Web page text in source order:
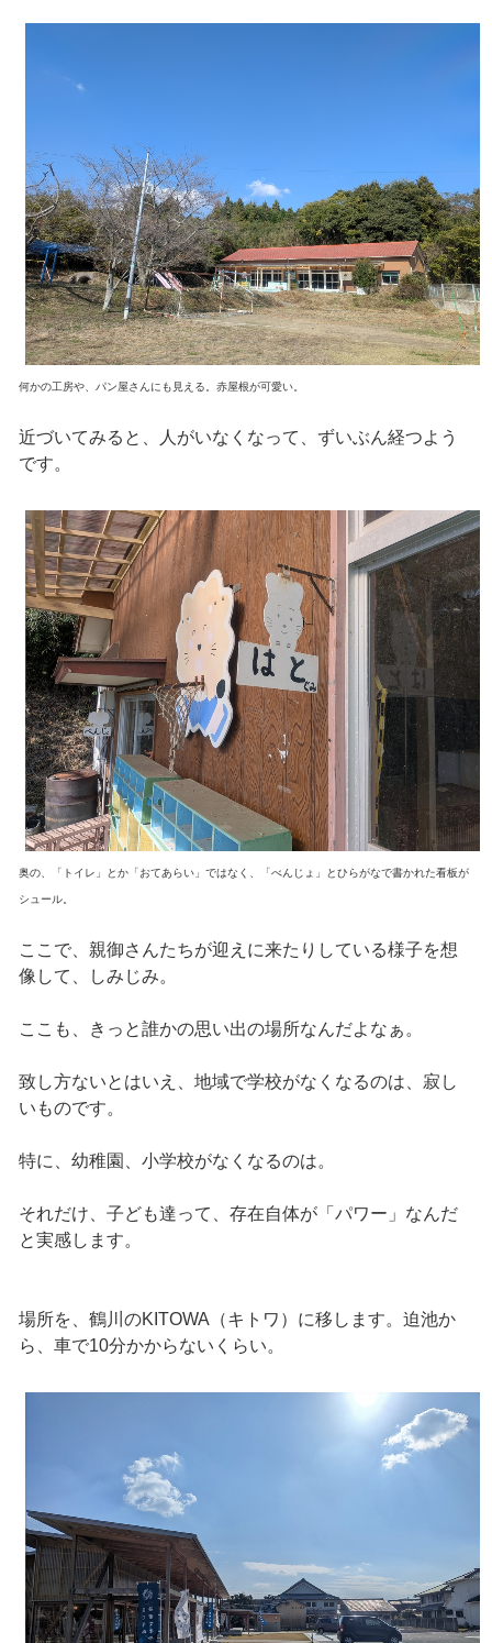
何かの工房や、パン屋さんにも見える。赤屋根が可愛い。
近づいてみると、人がいなくなって、ずいぶん経つよう
です。
奥の、「トイレ」とか「おてあらい」ではなく、「べんじょ」とひらがなで書かれた看板が
シュール。
ここで、親御さんたちが迎えに来たりしている様子を想
像して、しみじみ。
ここも、きっと誰かの思い出の場所なんだよなぁ。
致し方ないとはいえ、地域で学校がなくなるのは、寂し
いものです。
特に、幼稚園、小学校がなくなるのは。
それだけ、子ども達って、存在自体が「パワー」なんだ
と実感します。
場所を、鶴川のKITOWA（キトワ）に移します。迫池か
ら、車で10分かからないくらい。